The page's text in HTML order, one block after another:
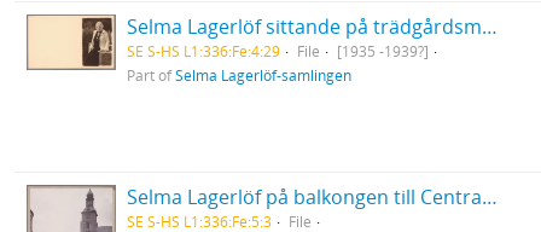
Selma Lagerlöf sittande på trädgårdsmur iklädd ljus kofta
SE S-HS L1:336:Fe:4:29 File
[1935 -1939?]
Part ofSelma Lagerlöf-samlingen
Selma Lagerlöf på balkongen till Centralpalatset i Falun
SE S-HS L1:336:Fe:5:3
File